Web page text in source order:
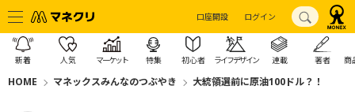
口座開設 ログイン
新着 人気 マーケット 特集 初心者 ライフデザイン 連載 著者 商
HOME マネックスみんなのつぶやき 大統領選前に原油100ドル？！